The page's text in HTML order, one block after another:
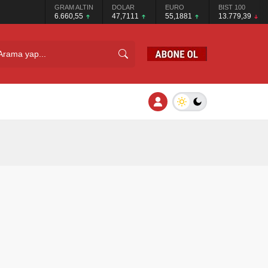
GRAM ALTIN
6.660,55
DOLAR
47,7111
EURO
55,1881
BIST 100
13.779,39